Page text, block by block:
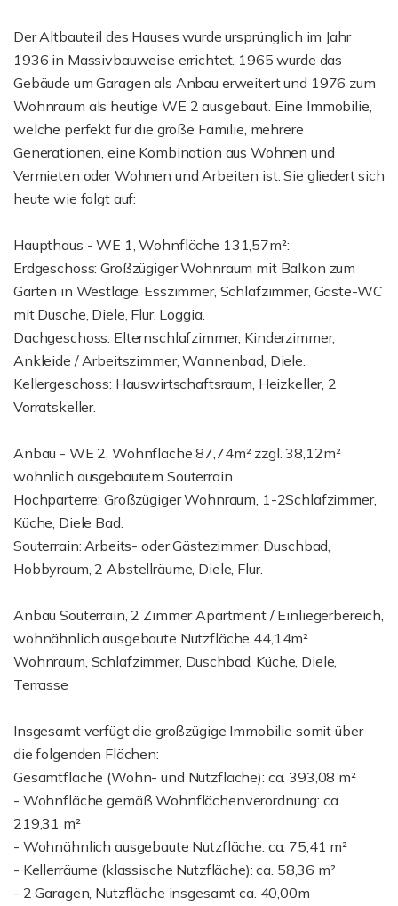
Der Altbauteil des Hauses wurde ursprünglich im Jahr
1936 in Massivbauweise errichtet. 1965 wurde das
Gebäude um Garagen als Anbau erweitert und 1976 zum
Wohnraum als heutige WE 2 ausgebaut. Eine Immobilie,
welche perfekt für die große Familie, mehrere
Generationen, eine Kombination aus Wohnen und
Vermieten oder Wohnen und Arbeiten ist. Sie gliedert sich
heute wie folgt auf:
Haupthaus - WE 1, Wohnfläche 131,57m²:
Erdgeschoss: Großzügiger Wohnraum mit Balkon zum
Garten in Westlage, Esszimmer, Schlafzimmer, Gäste-WC
mit Dusche, Diele, Flur, Loggia.
Dachgeschoss: Elternschlafzimmer, Kinderzimmer,
Ankleide / Arbeitszimmer, Wannenbad, Diele.
Kellergeschoss: Hauswirtschaftsraum, Heizkeller, 2
Vorratskeller.
Anbau - WE 2, Wohnfläche 87,74m² zzgl. 38,12m²
wohnlich ausgebautem Souterrain
Hochparterre: Großzügiger Wohnraum, 1-2Schlafzimmer,
Küche, Diele Bad.
Souterrain: Arbeits- oder Gästezimmer, Duschbad,
Hobbyraum, 2 Abstellräume, Diele, Flur.
Anbau Souterrain, 2 Zimmer Apartment / Einliegerbereich,
wohnähnlich ausgebaute Nutzfläche 44,14m²
Wohnraum, Schlafzimmer, Duschbad, Küche, Diele,
Terrasse
Insgesamt verfügt die großzügige Immobilie somit über
die folgenden Flächen:
Gesamtfläche (Wohn- und Nutzfläche): ca. 393,08 m²
- Wohnfläche gemäß Wohnflächenverordnung: ca.
219,31 m²
- Wohnähnlich ausgebaute Nutzfläche: ca. 75,41 m²
- Kellerräume (klassische Nutzfläche): ca. 58,36 m²
- 2 Garagen, Nutzfläche insgesamt ca. 40,00m